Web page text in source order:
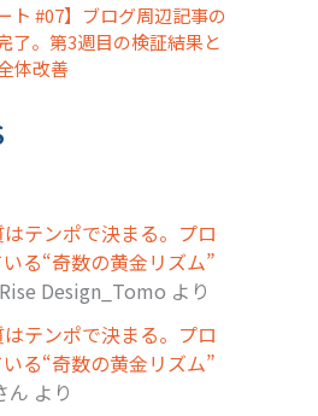
ト #07】ブログ周辺記事の
了。第3週目の検証結果と
体改善
テンポで決まる。プロ
る“奇数の黄金リズム”
Design_Tomo より
テンポで決まる。プロ
る“奇数の黄金リズム”
ん より